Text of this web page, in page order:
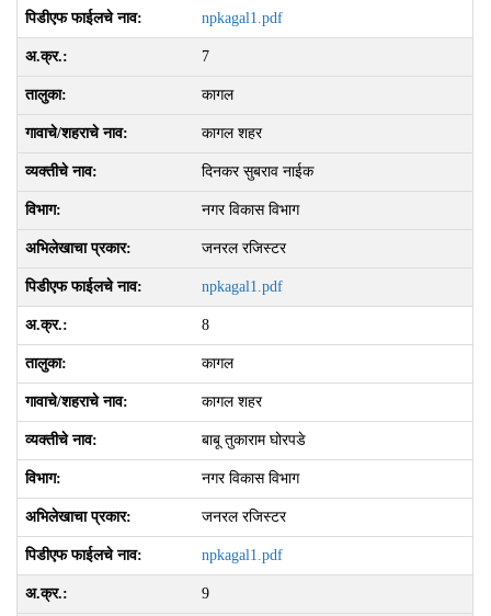
npkagal1.pdf
7
कागल
कागल शहर
दिनकर सुबराव नाईक
नगर विकास विभाग
जनरल रजिस्टर
npkagal1.pdf
8
कागल
कागल शहर
बाबू तुकाराम घोरपडे
नगर विकास विभाग
जनरल रजिस्टर
npkagal1.pdf
9